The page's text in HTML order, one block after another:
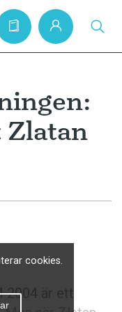
cookies.
2004 är ett